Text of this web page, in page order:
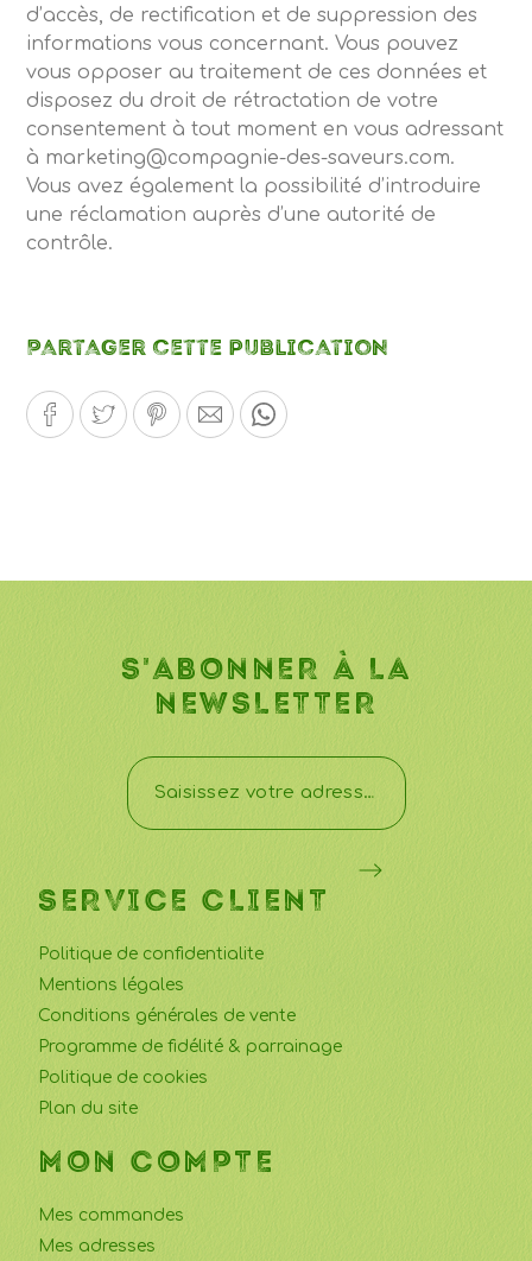
d’accès, de rectification et de suppression des
informations vous concernant. Vous pouvez
vous opposer au traitement de ces données et
disposez du droit de rétractation de votre
consentement à tout moment en vous adressant
à marketing@compagnie-des-saveurs.com.
Vous avez également la possibilité d’introduire
une réclamation auprès d’une autorité de
contrôle.
Partager cette publication
S'ABONNER À LA
NEWSLETTER
SERVICE CLIENT
Politique de confidentialite
Mentions légales
Conditions générales de vente
Programme de fidélité & parrainage
Politique de cookies
Plan du site
MON COMPTE
Mes commandes
Mes adresses